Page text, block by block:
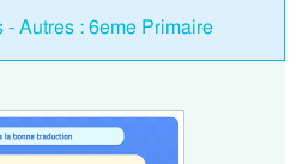
- Autres : 6eme Primaire